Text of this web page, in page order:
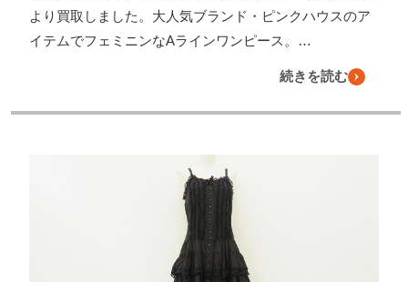
より買取しました。大人気ブランド・ピンクハウスのア
イテムでフェミニンなAラインワンピース。…
続きを読む